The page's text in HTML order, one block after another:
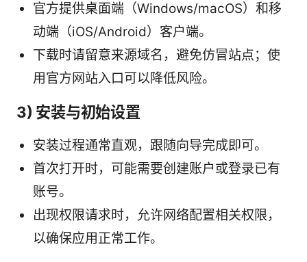
官方提供桌面端（Windows/macOS）和移
动端（iOS/Android）客户端。
下载时请留意来源域名，避免仿冒站点；使
用官方网站入口可以降低风险。
3) 安装与初始设置
安装过程通常直观，跟随向导完成即可。
首次打开时，可能需要创建账户或登录已有
账号。
出现权限请求时，允许网络配置相关权限，
以确保应用正常工作。